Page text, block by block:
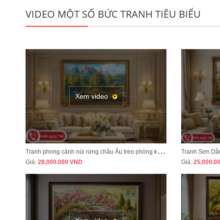
VIDEO MỘT SỐ BỨC TRANH TIÊU BIỂU
Xem video
T
ranh phong cảnh núi rừng châu Âu treo phòng khách tân cổ điển sang trọng MÃ CD03
Giá: 28,000.000 VND Giá: